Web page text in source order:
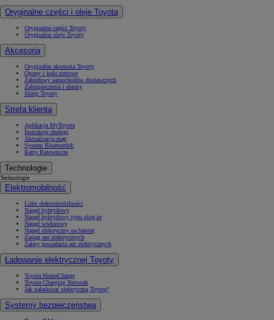
Oryginalne części i oleje Toyota
Oryginalne części Toyoty
Oryginalne oleje Toyoty
Akcesoria
Oryginalne akcesoria Toyoty
Opony i koła zimowe
Zabudowy samochodów dostawczych
Zabezpieczenia i alarmy
Sklep Toyoty
Strefa klienta
Aplikacja MyToyota
Instrukcje obsługi
Aktualizacja map
System Bluetooth®
Karty Ratownicze
Technologie
Technologie
Elektromobilność
Lider elektromobilności
Napęd hybrydowy
Napęd hybrydowy typu plug-in
Napęd wodorowy
Napęd elektryczny na baterię
Zasięg aut elektrycznych
Zalety posiadania aut elektrycznych
Ładowanie elektrycznej Toyoty
Toyota HomeCharge
Toyota Charging Network
Jak naładować elektryczną Toyotę?
Systemy bezpieczeństwa